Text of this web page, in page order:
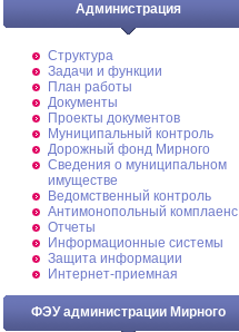
Администрация
Структура
Задачи и функции
План работы
Документы
Проекты документов
Муниципальный контроль
Дорожный фонд Мирного
Cведения о муниципальном
имуществе
Ведомственный контроль
Антимонопольный комплаенс
Отчеты
Информационные системы
Защита информации
Интернет-приемная
ФЭУ администрации Мирного